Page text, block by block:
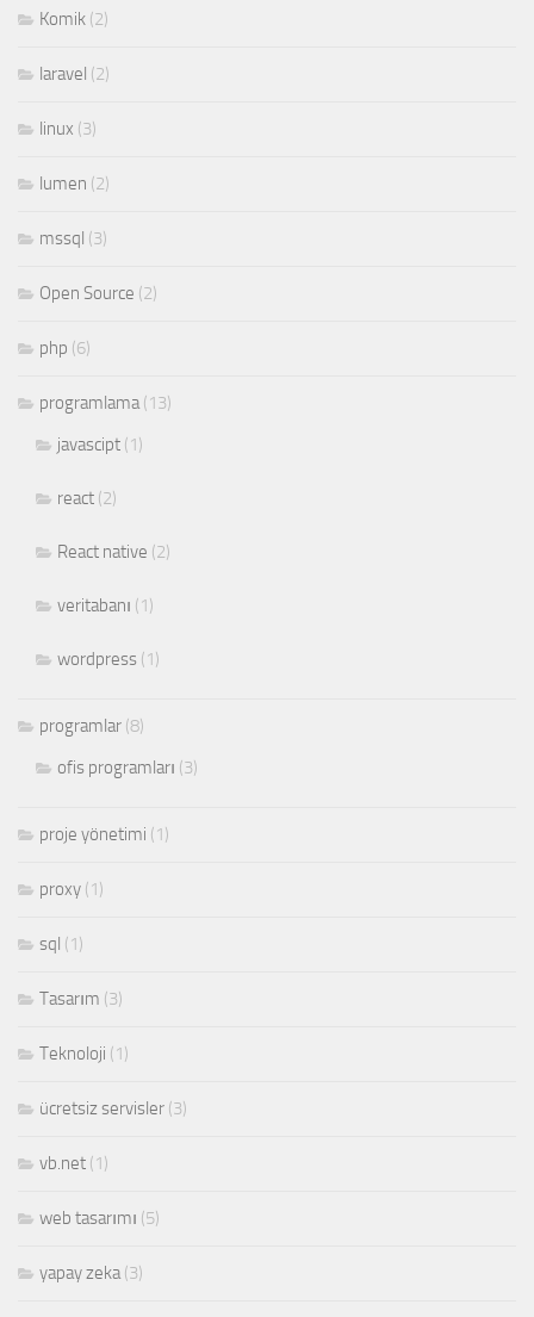
Komik (2)
laravel (2)
linux (3)
lumen (2)
mssql (3)
Open Source (2)
php (6)
programlama(13)
javascipt (1)
react (2)
React native (2)
veritabanı (1)
wordpress (1)
programlar (8)
ofis programları (3)
proje yönetimi (1)
proxy (1)
sql (1)
Tasarım (3)
Teknoloji (1)
ücretsiz servisler (3)
vb.net (1)
web tasarımı (5)
yapay zeka(3)